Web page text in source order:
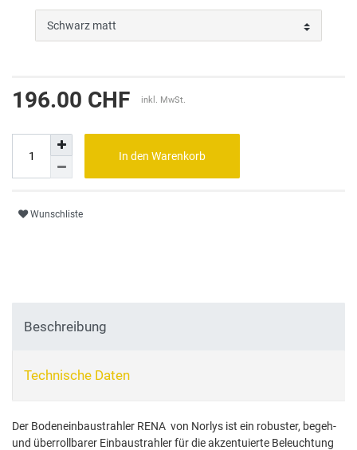
196.00 CHF inkl. MwSt.
In den Warenkorb
Wunschliste
Beschreibung
Technische Daten
Der Bodeneinbaustrahler RENA von Norlys ist ein robuster, begeh-
und überrollbarer Einbaustrahler für die akzentuierte Beleuchtung